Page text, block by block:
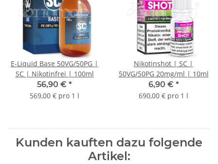
E-Liquid Base 50VG/50PG |
SC | Nikotinfrei | 100ml
56,90 € *
569,00 € pro 1 l
Nikotinshot | SC |
50VG/50PG 20mg/ml | 10ml
6,90 € *
690,00 € pro 1 l
Kunden kauften dazu folgende
Artikel: